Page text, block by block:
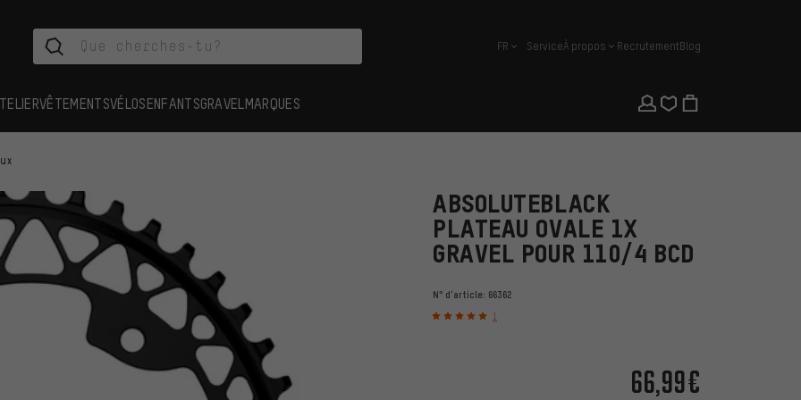
français
FR ServiceÀ propos RecrutementBlog
VÊTEMENTSVÉLOSENFANTSGRAVEL MARQUES
ABSOLUTEBLACK
PLATEAU OVALE 1X
GRAVEL POUR 110/4 BCD
N° d'article: 66362
1
66,99€